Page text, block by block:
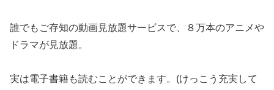
誰でもご存知の動画見放題サービスで、８万本のアニメや
ドラマが見放題。
実は電子書籍も読むことができます。(けっこう充実して